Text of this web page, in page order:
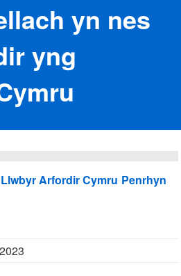
yn nes
yng
Llwbyr Arfordir Cymru Penrhyn